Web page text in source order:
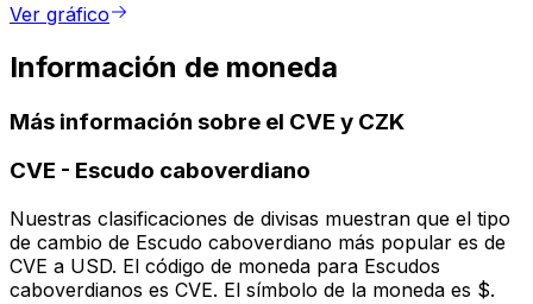
Ver gráfico
Información de moneda
Más información sobre el CVE y CZK
CVE - Escudo caboverdiano
Nuestras clasificaciones de divisas muestran que el tipo
de cambio de Escudo caboverdiano más popular es de
CVE a USD. El código de moneda para Escudos
caboverdianos es CVE. El símbolo de la moneda es $.